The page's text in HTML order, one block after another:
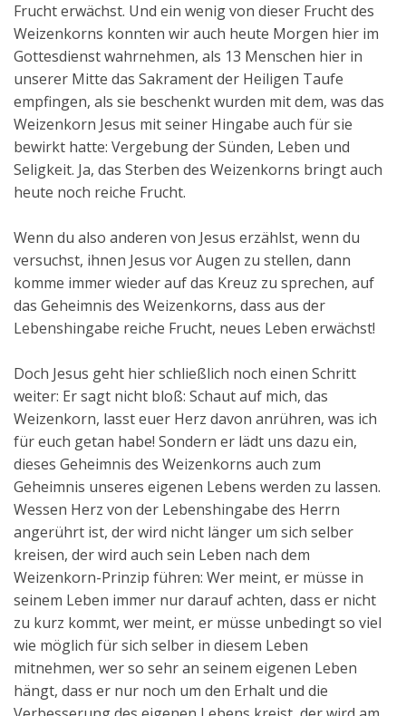
Frucht erwächst. Und ein wenig von dieser Frucht des
Weizenkorns konnten wir auch heute Morgen hier im
Gottesdienst wahrnehmen, als 13 Menschen hier in
unserer Mitte das Sakrament der Heiligen Taufe
empfingen, als sie beschenkt wurden mit dem, was das
Weizenkorn Jesus mit seiner Hingabe auch für sie
bewirkt hatte: Vergebung der Sünden, Leben und
Seligkeit. Ja, das Sterben des Weizenkorns bringt auch
heute noch reiche Frucht.
Wenn du also anderen von Jesus erzählst, wenn du
versuchst, ihnen Jesus vor Augen zu stellen, dann
komme immer wieder auf das Kreuz zu sprechen, auf
das Geheimnis des Weizenkorns, dass aus der
Lebenshingabe reiche Frucht, neues Leben erwächst!
Doch Jesus geht hier schließlich noch einen Schritt
weiter: Er sagt nicht bloß: Schaut auf mich, das
Weizenkorn, lasst euer Herz davon anrühren, was ich
für euch getan habe! Sondern er lädt uns dazu ein,
dieses Geheimnis des Weizenkorns auch zum
Geheimnis unseres eigenen Lebens werden zu lassen.
Wessen Herz von der Lebenshingabe des Herrn
angerührt ist, der wird nicht länger um sich selber
kreisen, der wird auch sein Leben nach dem
Weizenkorn-Prinzip führen: Wer meint, er müsse in
seinem Leben immer nur darauf achten, dass er nicht
zu kurz kommt, wer meint, er müsse unbedingt so viel
wie möglich für sich selber in diesem Leben
mitnehmen, wer so sehr an seinem eigenen Leben
hängt, dass er nur noch um den Erhalt und die